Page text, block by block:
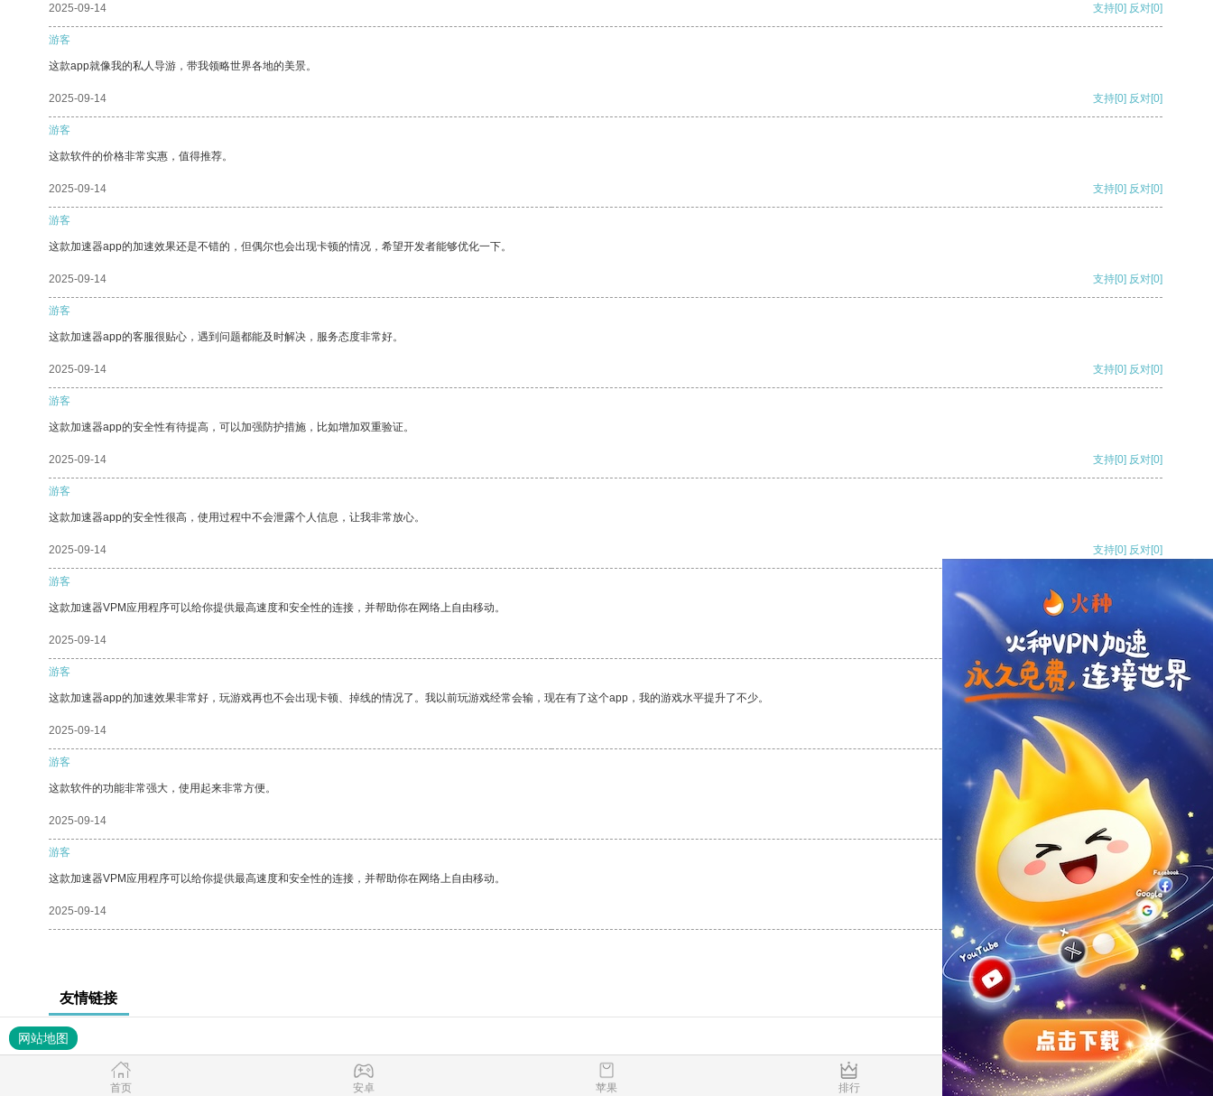
2025-09-14 支持[0] 反对[0]
游客
这款app就像我的私人导游，带我领略世界各地的美景。
2025-09-14 支持[0] 反对[0]
游客
这款软件的价格非常实惠，值得推荐。
2025-09-14 支持[0] 反对[0]
游客
这款加速器app的加速效果还是不错的，但偶尔也会出现卡顿的情况，希望开发者能够优化一下。
2025-09-14 支持[0] 反对[0]
游客
这款加速器app的客服很贴心，遇到问题都能及时解决，服务态度非常好。
2025-09-14 支持[0] 反对[0]
游客
这款加速器app的安全性有待提高，可以加强防护措施，比如增加双重验证。
2025-09-14 支持[0] 反对[0]
游客
这款加速器app的安全性很高，使用过程中不会泄露个人信息，让我非常放心。
2025-09-14 支持[0] 反对[0]
游客
这款加速器VPM应用程序可以给你提供最高速度和安全性的连接，并帮助你在网络上自由移动。
2025-09-14 支持[0] 反对
游客
这款加速器app的加速效果非常好，玩游戏再也不会出现卡顿、掉线的情况了。我以前玩游戏经常会输，现在有了这个app，我的游戏水平提升了不少。
2025-09-14 支持
游客
这款软件的功能非常强大，使用起来非常方便。
2025-09-14 反对 [0]
游客
这款加速器VPM应用程序可以给你提供最高速度和安全性的连接，并帮助你在网络上自由移动。
2025-09-14 支持[0] 反对[0]
友情链接
网站地图
首页 安卓 苹果 排行 推荐